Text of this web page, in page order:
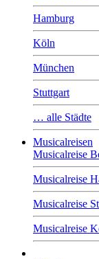
Hamburg
Köln
München
Stuttgart
… alle Städte
Musicalreisen
Musicalreise
Musicalreise
Musicalreise
Musicalreise